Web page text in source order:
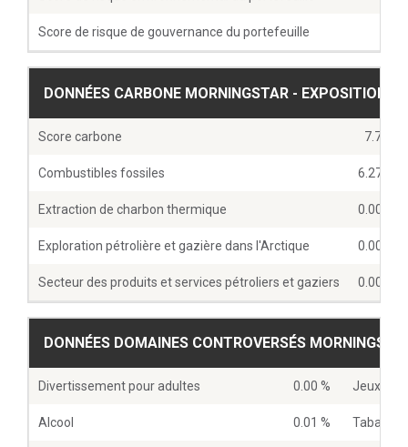
Score de risque de gouvernance du portefeuille
DONNÉES CARBONE MORNINGSTAR - EXPOSITIONS
Score carbone 7.72
Combustibles fossiles 6.27 %
Extraction de charbon thermique 0.00 %
Exploration pétrolière et gazière dans l'Arctique 0.00 %
Secteur des produits et services pétroliers et gaziers 0.00 %
DONNÉES DOMAINES CONTROVERSÉS
Divertissement pour adultes 0.00 % Jeux
Alcool 0.01 % Tabac